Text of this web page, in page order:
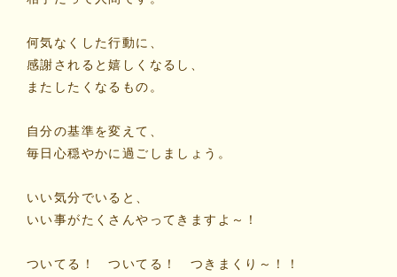
何気なくした行動に、
感謝されると嬉しくなるし、
またしたくなるもの。
自分の基準を変えて、
毎日心穏やかに過ごしましょう。
いい気分でいると、
いい事がたくさんやってきますよ～！
ついてる！ ついてる！ つきまくり～！！